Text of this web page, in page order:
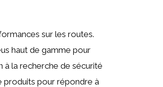
sur les routes.
haut de gamme pour
à la recherche de sécurité
pour répondre à